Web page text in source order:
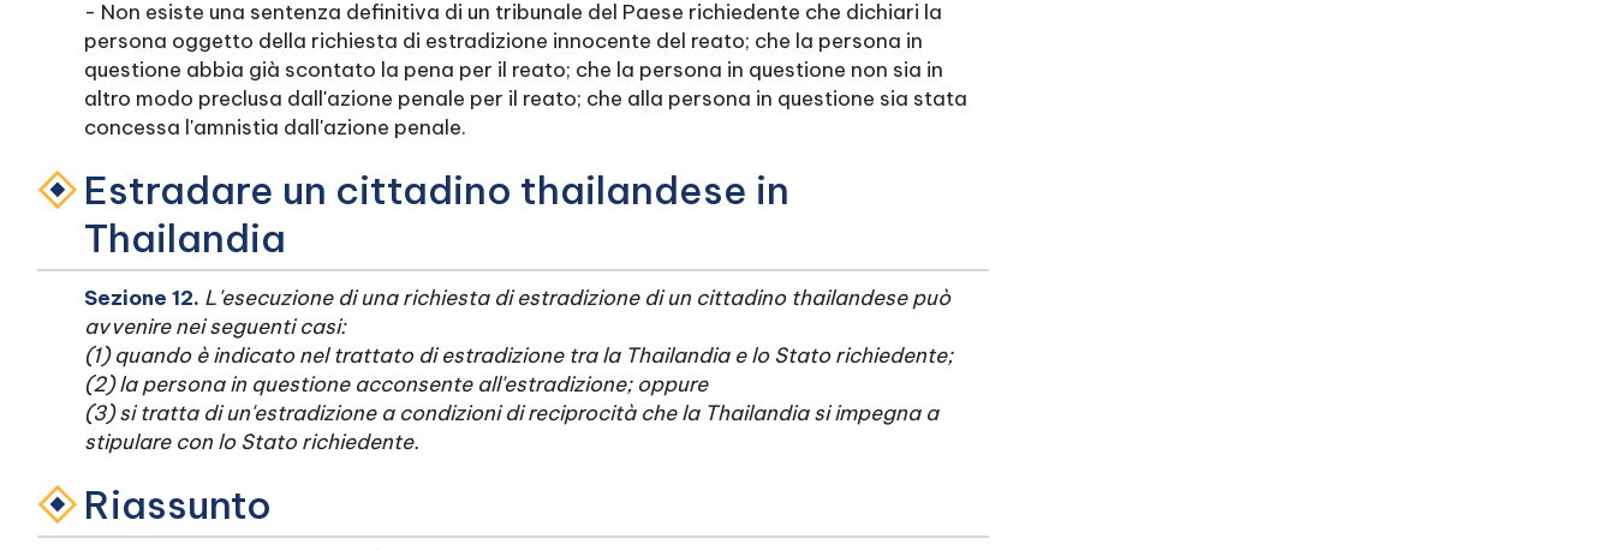
- Non esiste una sentenza definitiva di un tribunale del Paese richiedente che dichiari la
persona oggetto della richiesta di estradizione innocente del reato; che la persona in
questione abbia già scontato la pena per il reato; che la persona in questione non sia in
altro modo preclusa dall'azione penale per il reato; che alla persona in questione sia stata
concessa l'amnistia dall'azione penale.
Estradare un cittadino thailandese in
Thailandia
Sezione 12. L'esecuzione di una richiesta di estradizione di un cittadino thailandese può
avvenire nei seguenti casi:
(1) quando è indicato nel trattato di estradizione tra la Thailandia e lo Stato richiedente;
(2) la persona in questione acconsente all'estradizione; oppure
(3) si tratta di un'estradizione a condizioni di reciprocità che la Thailandia si impegna a
stipulare con lo Stato richiedente.
Riassunto